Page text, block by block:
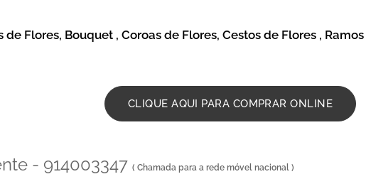
de Flores, Bouquet , Coroas de Flores, Cestos de Flores ,
CLIQUE AQUI PARA COMPRAR ONLINE
- 914003347 ( Chamada para a rede móvel nacional )